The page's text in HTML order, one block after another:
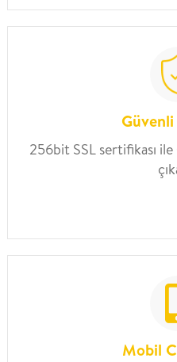
Güvenli
256bit SSL sertifikası
Mobil